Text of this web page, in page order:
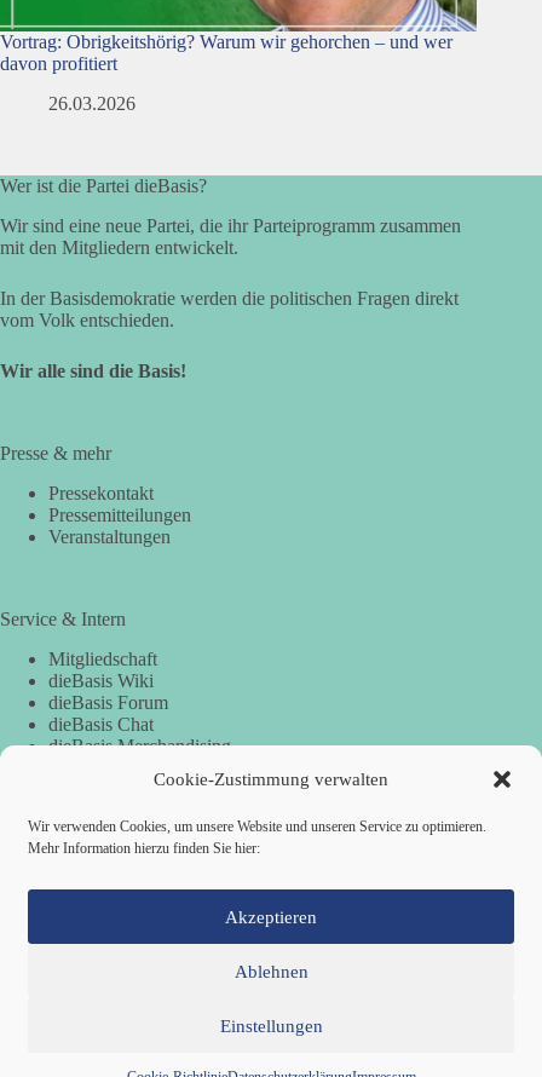
Cookie-Zustimmung verwalten
Wir verwenden Cookies, um unsere Website und unseren Service zu optimieren.
Mehr Information hierzu finden Sie hier:
Akzeptieren
Ablehnen
Einstellungen
Vortrag: Obrigkeitshörig? Warum wir gehorchen – und wer
davon profitiert
26.03.2026
Wer ist die Partei dieBasis?
Wir sind eine neue Partei, die ihr Parteiprogramm zusammen
mit den Mitgliedern entwickelt.
In der Basisdemokratie werden die politischen Fragen direkt
vom Volk entschieden.
Wir alle sind die Basis!
Presse & mehr
Pressekontakt
Pressemitteilungen
Veranstaltungen
Service & Intern
Mitgliedschaft
dieBasis Wiki
dieBasis Forum
dieBasis Chat
dieBasis Merchandising
Spenden
Kontakt
Cookie-Richtlinie (EU)